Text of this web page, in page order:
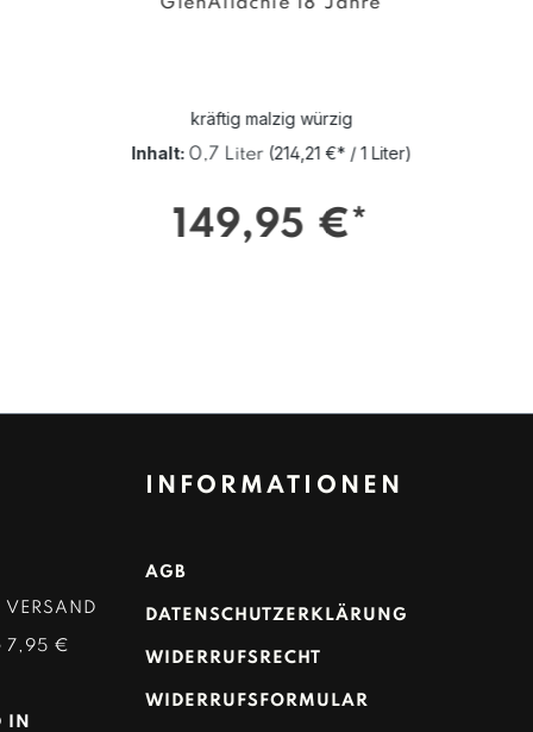
kräftig malzig würzig
Inhalt:0,7 Liter(214,21 €* / 1 Liter)
149,95 €*
VERSAND
7,95 €
IN
INFORMATIONEN
AGB
DATENSCHUTZERKLÄRUNG
WIDERRUFSRECHT
WIDERRUFSFORMULAR